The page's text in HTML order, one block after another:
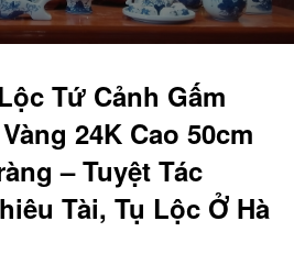
Tứ Cảnh Gấm
24K Cao 50cm
– Tuyệt Tác
Tài, Tụ Lộc Ở Hà